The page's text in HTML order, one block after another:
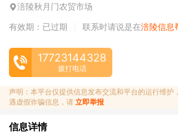
涪陵秋月门农贸市场
有效期：已过期
联系时请说是在涪陵信息
17723144328
拨打电话
声明：本平台仅提供信息发布交流和平台的运行维护
遇虚假诈骗信息，请 立即举报
信息详情